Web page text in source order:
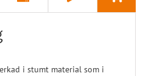
i stumt material som i